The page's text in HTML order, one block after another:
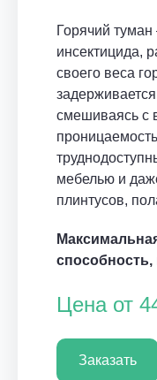
Горячий
инсектицида,
своего веса
смешиваясь с
мебелью и
плинтусов,
способность,
Цена от
Заказать